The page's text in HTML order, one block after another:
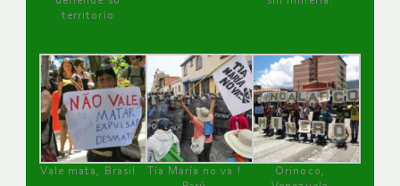
territorio
Vale mata, Brasil
Tía María no va !
Orinoco,